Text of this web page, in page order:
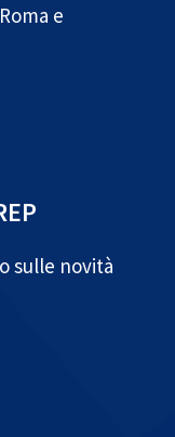
e
sulle novità